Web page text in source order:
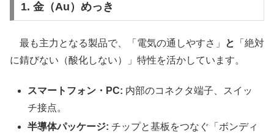
1. 金（Au）めっき
最も主力となる製品で、「電気の通しやすさ」 と
「絶対
に錆びない（酸化しない）」特性を活かしています。
スマートフォン・PC: 内部のコネクタ端子、スイッ
チ接点。
半導体パッケージ: チップと基板をつなぐ「ボンディ